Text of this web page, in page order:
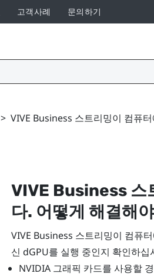
고객사례 문의하기
> VIVE Business 스트리밍이 컴퓨
VIVE Business 스
다. 어떻게 해결해
VIVE Business 스트리밍이 컴퓨
신 dGPU를 실행 중인지 확인하십
NVIDIA그래픽 카드를 사용할